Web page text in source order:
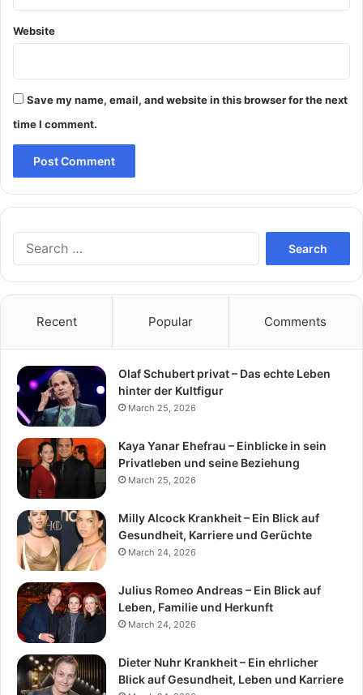
Website
Save my name, email, and website in this browser for the next
time I comment.
Recent Popular Comments
Olaf Schubert privat – Das echte Leben
hinter der Kultfigur
March 25, 2026
Kaya Yanar Ehefrau – Einblicke in sein
Privatleben und seine Beziehung
March 25, 2026
Milly Alcock Krankheit – Ein Blick auf
Gesundheit, Karriere und Gerüchte
March 24, 2026
Julius Romeo Andreas – Ein Blick auf
Leben, Familie und Herkunft
March 24, 2026
Dieter Nuhr Krankheit – Ein ehrlicher
Blick auf Gesundheit, Leben und Karriere